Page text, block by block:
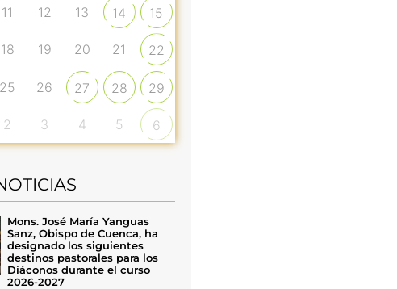
11 12 13 14 15
18 19 20 21 22
25 26 27 28 29
2 3 4 5 6
Mons. José María Yanguas
Sanz, Obispo de Cuenca, ha
designado los siguientes
destinos pastorales para los
Diáconos durante el curso
2026-2027